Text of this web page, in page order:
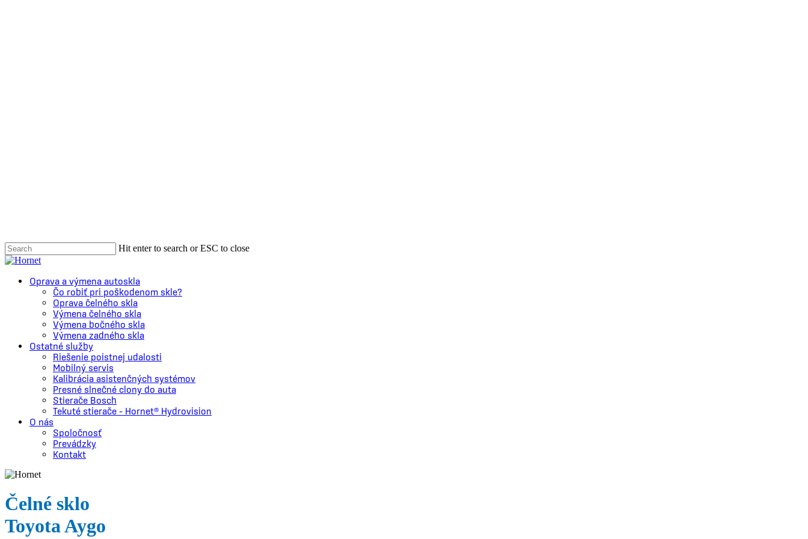
Hit enter to search or ESC to close
Close
Menu
Oprava a výmena autoskla
Čo robiť pri poškodenom skle?
Oprava čelného skla
Výmena čelného skla
Výmena bočného skla
Výmena zadného skla
Ostatné služby
Riešenie poistnej udalosti
Mobilný servis
Kalibrácia asistenčných systémov
Presné slnečné clony do auta
Stierače Bosch
Tekuté stierače – Hornet® Hydrovision
O nás
Spoločnosť
Prevádzky
Kontakt
Čelné sklo
Toyota Aygo